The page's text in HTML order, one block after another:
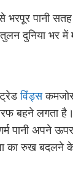
भरपूर पानी
दुनिया भर में
ट्रेडविंड्सकमजोर
बहने लगता
अपने
का रुख बदलने